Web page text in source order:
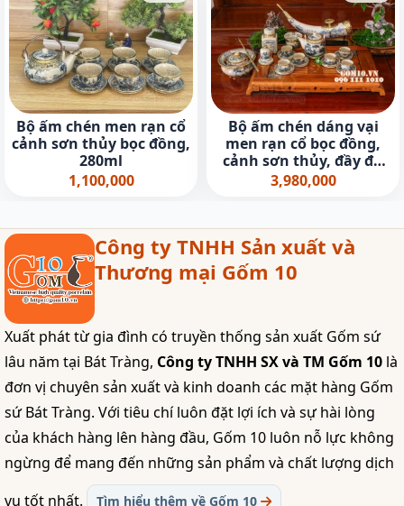
Bộ ấm chén men rạn cổ
cảnh sơn thủy bọc đồng,
280ml
1,100,000
Bộ ấm chén dáng vại
men rạn cổ bọc đồng,
cảnh sơn thủy, đầy đủ
phụ kiện
3,980,000
Công ty TNHH Sản xuất và
Thương mại Gốm 10
Xuất phát từ gia đình có truyền thống sản xuất Gốm sứ
lâu năm tại Bát Tràng, Công ty TNHH SX và TM Gốm 10 là
đơn vị chuyên sản xuất và kinh doanh các mặt hàng Gốm
sứ Bát Tràng. Với tiêu chí luôn đặt lợi ích và sự hài lòng
của khách hàng lên hàng đầu, Gốm 10 luôn nỗ lực không
ngừng để mang đến những sản phẩm và chất lượng dịch
vụ tốt nhất.
Tìm hiểu thêm về Gốm 10